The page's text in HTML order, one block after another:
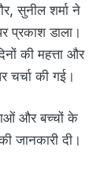
सुनील शर्मा ने
प्रकाश डाला।
की महत्ता और
चर्चा की गई।
और बच्चों के
जानकारी दी।